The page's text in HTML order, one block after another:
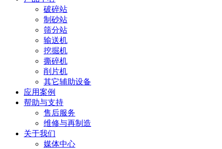
破碎站
制砂站
筛分站
输送机
挖掘机
撕碎机
削片机
其它辅助设备
应用案例
帮助与支持
售后服务
维修与再制造
关于我们
媒体中心